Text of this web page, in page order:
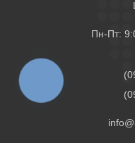
Пн-Пт: